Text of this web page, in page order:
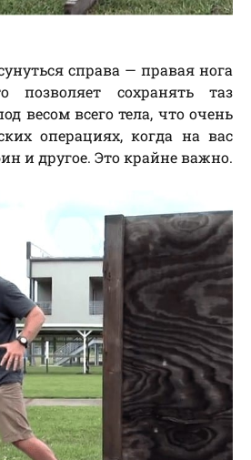
справа — правая нога
позволяет сохранять таз
весом всего тела, что очень
операциях, когда на вас
и другое. Это крайне важно.